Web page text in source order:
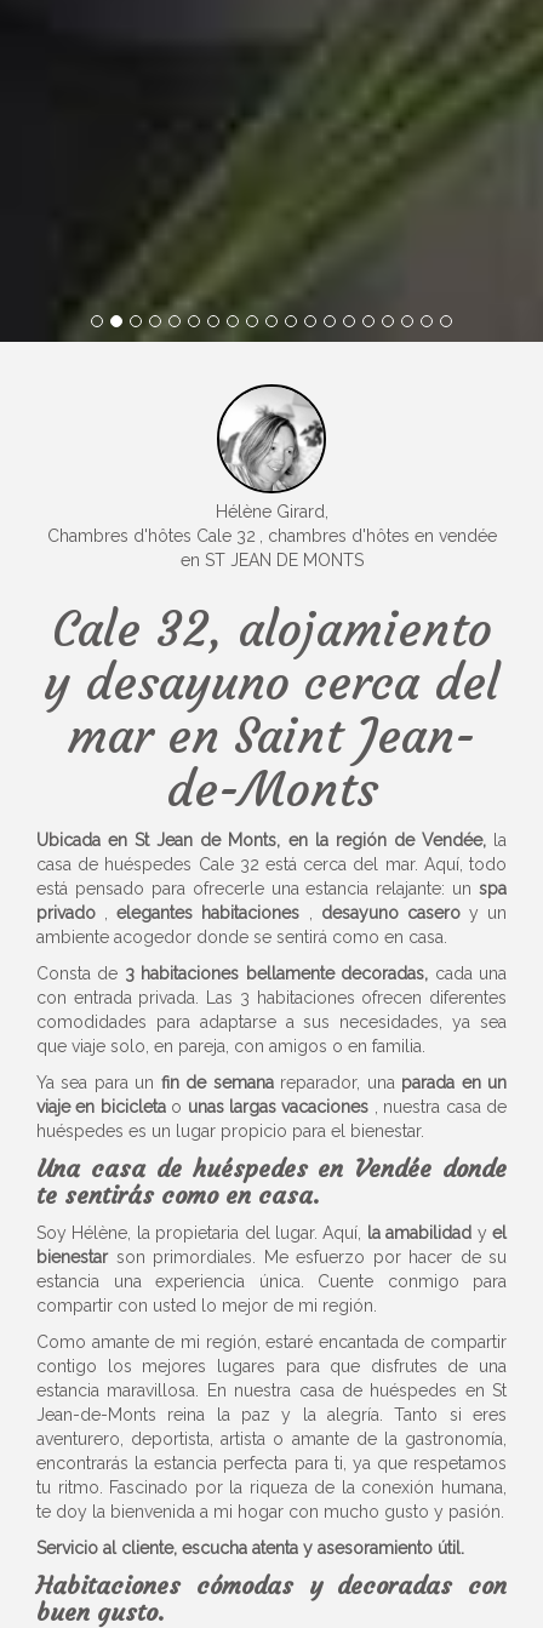
1 2 3 4 5 6 7 8 9 1011 1213141516171819
Hélène Girard,
Chambres d'hôtes Cale 32
, chambres d'hôtes en vendée
en ST JEAN DE MONTS
Cale 32, alojamiento
y desayuno cerca del
mar en Saint Jean-
de-Monts
Ubicada en St Jean de Monts, en la región de Vendée,la
casa de huéspedes Cale 32 está cerca del mar. Aquí, todo
está pensado para ofrecerle una estancia relajante: un spa
privado ,elegantes habitaciones desayuno caseroy un
ambiente acogedor donde se sentirá como en casa.
Consta de 3 habitaciones bellamente decoradas, cada una
con entrada privada. Las 3 habitaciones ofrecen diferentes
comodidades para adaptarse a sus necesidades, ya sea
que viaje solo, en pareja, con amigos o en familia.
Ya sea para un fin de semanareparador, una parada en un
viaje en bicicletao unas largas vacaciones , nuestra casa de
huéspedes es un lugar propicio para el bienestar.
Una casa de huéspedes en Vendée donde
te sentirás como en casa.
Soy Hélène, la propietaria del lugar. Aquí, la amabilidad yel
bienestarson primordiales. Me esfuerzo por hacer de su
estancia una experiencia única. Cuente conmigo para
compartir con usted lo mejor de mi región.
Como amante de mi región, estaré encantada de compartir
contigo los mejores lugares para que disfrutes de una
estancia maravillosa. En nuestra casa de huéspedes en St
Jean-de-Monts reina la paz y la alegría. Tanto si eres
aventurero, deportista, artista o amante de la gastronomía,
encontrarás la estancia perfecta para ti, ya que respetamos
tu ritmo. Fascinado por la riqueza de la conexión humana,
te doy la bienvenida a mi hogar con mucho gusto y pasión.
Servicio al cliente, escucha atenta y asesoramiento útil.
Habitaciones cómodas y decoradas con
buen gusto.